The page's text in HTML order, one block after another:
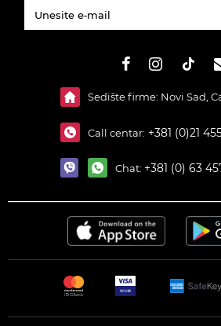
Sedište firme: Novi Sad,
Call centar: +381 (0)21
Chat: +381 (0) 63